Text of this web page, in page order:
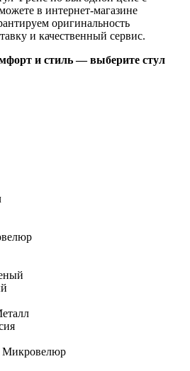
в интернет-магазине
оригинальность
и качественный сервис.
и стиль — выберите стул